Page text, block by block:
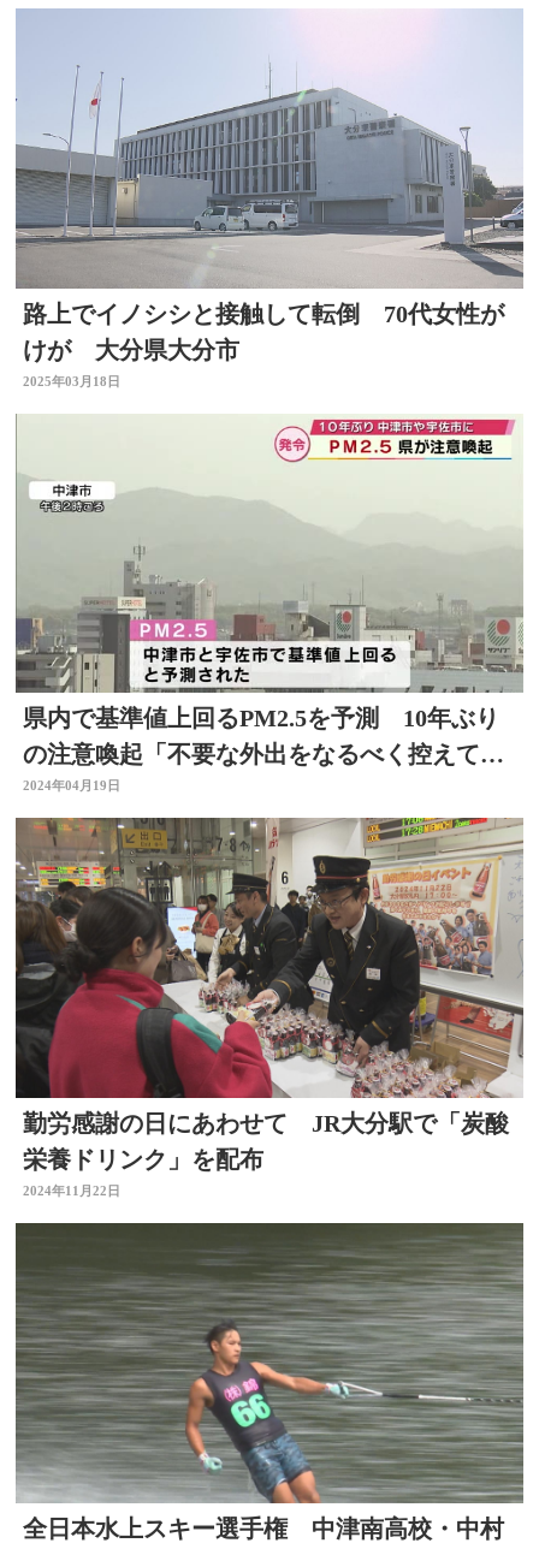
路上でイノシシと接触して転倒 70代女性が
けが 大分県大分市
2025年03月18日
県内で基準値上回るPM2.5を予測 10年ぶり
の注意喚起「不要な外出をなるべく控えて」
大分
2024年04月19日
勤労感謝の日にあわせて JR大分駅で「炭酸
栄養ドリンク」を配布
2024年11月22日
全日本水上スキー選手権 中津南高校・中村